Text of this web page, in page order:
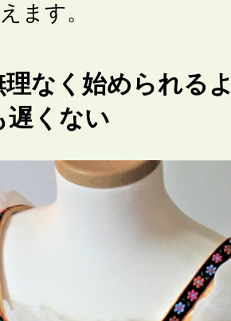
ます。
理なく始められる
遅くない